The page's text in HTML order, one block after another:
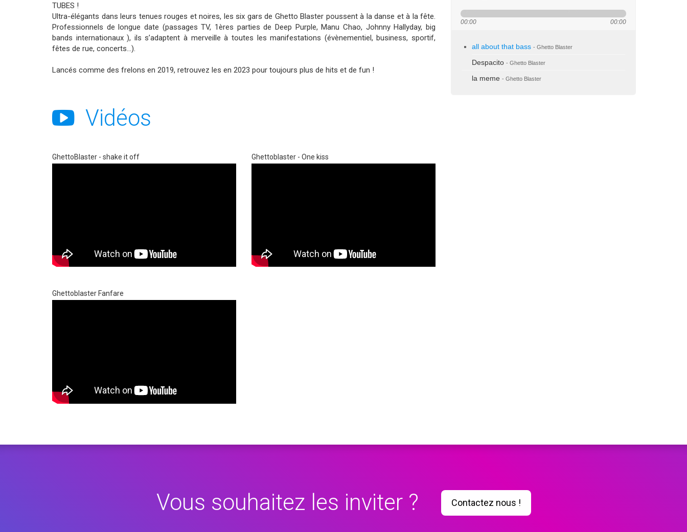
TUBES !
Ultra-élégants dans leurs tenues rouges et noires, les six gars de Ghetto Blaster poussent à la danse et à la fête.
Professionnels de longue date (passages TV, 1ères parties de Deep Purple, Manu Chao, Johnny Hallyday, big
bands internationaux ), ils s’adaptent à merveille à toutes les manifestations (évènementiel, business, sportif,
fêtes de rue, concerts…).
Lancés comme des frelons en 2019, retrouvez les en 2023 pour toujours plus de hits et de fun !
Vidéos
GhettoBlaster - shake it off Ghettoblaster - One kiss
Ghettoblaster Fanfare
00:00 00:00
all about that bass - Ghetto Blaster
Despacito - Ghetto Blaster
la meme - Ghetto Blaster
Vous souhaitez les inviter ? Contactez nous !